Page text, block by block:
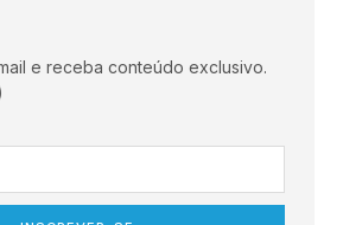
e receba conteúdo exclusivo.